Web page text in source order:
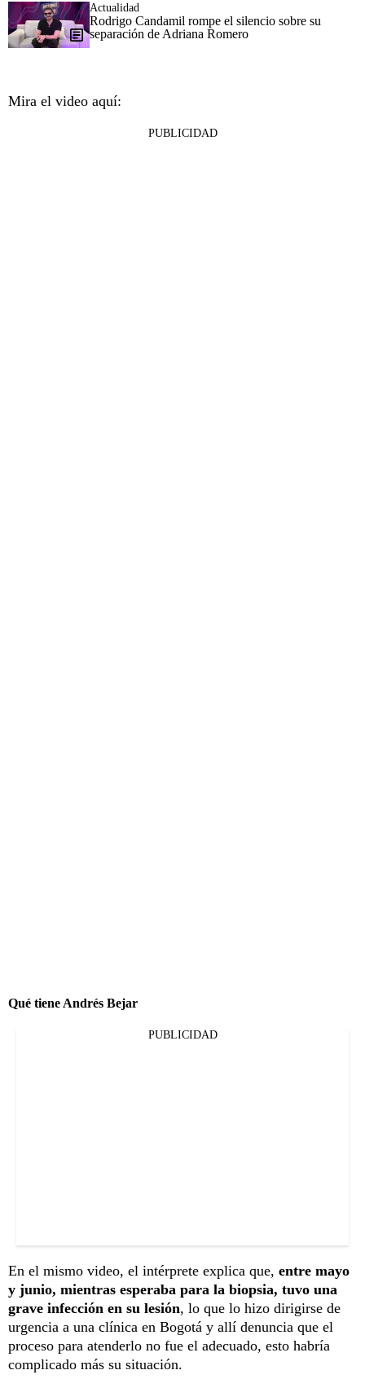
Actualidad
Rodrigo Candamil rompe el silencio sobre su
separación de Adriana Romero
Mira el video aquí:
PUBLICIDAD
Qué tiene Andrés Bejar
PUBLICIDAD
En el mismo video, el intérprete explica que, entre mayo
y junio, mientras esperaba para la biopsia, tuvo una
grave infección en su lesión, lo que lo hizo dirigirse de
urgencia a una clínica en Bogotá y allí denuncia que el
proceso para atenderlo no fue el adecuado, esto habría
complicado más su situación.